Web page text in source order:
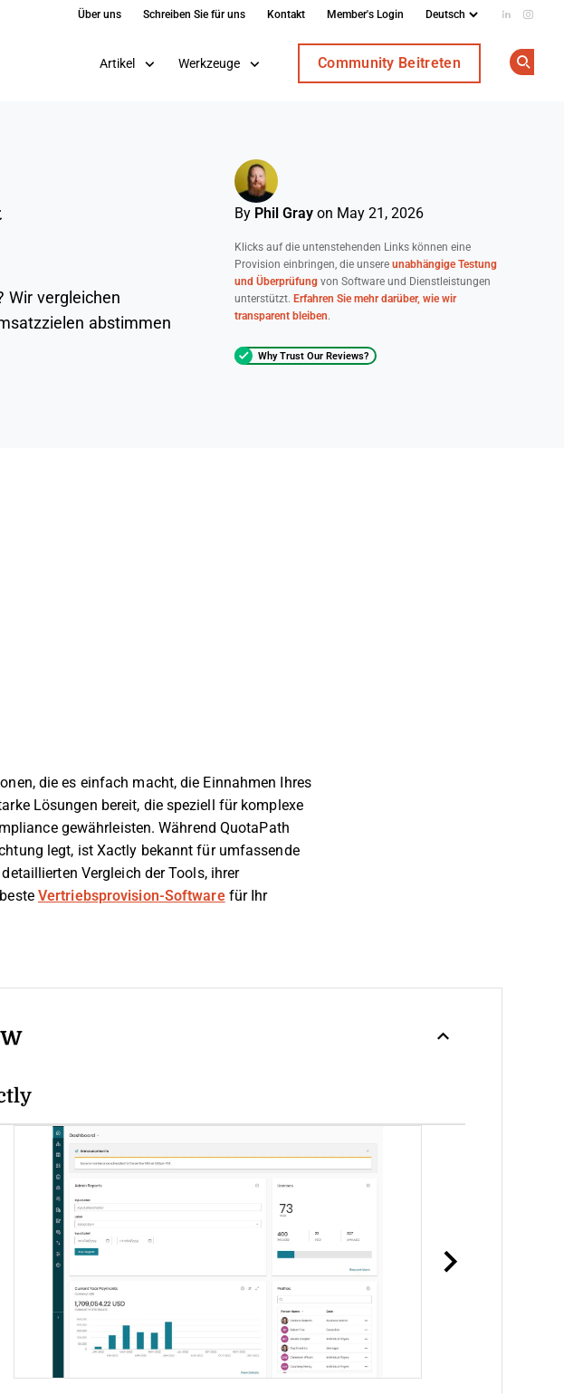
Über uns Schreiben Sie für uns Kontakt Member's Login Add us
Artikel Werkzeuge Community Beitreten
Wir vergleichen
abstimmen
By Phil Gray on May 21, 2026
Klicks auf die untenstehenden Links können eine
Provision einbringen, die unsere unabhängige Testung
und Überprüfung von Software und Dienstleistungen
unterstützt. Erfahren Sie mehr darüber, wie wir
transparent bleiben.
Why Trust Our Reviews?
die es einfach macht, die Einnahmen Ihres
Lösungen bereit, die speziell für komplexe
gewährleisten. Während QuotaPath
legt, ist Xactly bekannt für umfassende
Vergleich der Tools, ihrer
Vertriebsprovision-Softwarefür Ihr